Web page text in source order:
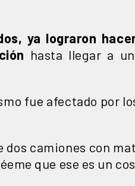
ya lograron
hasta llegar a
fue afectado por
dos camiones con
que ese es un